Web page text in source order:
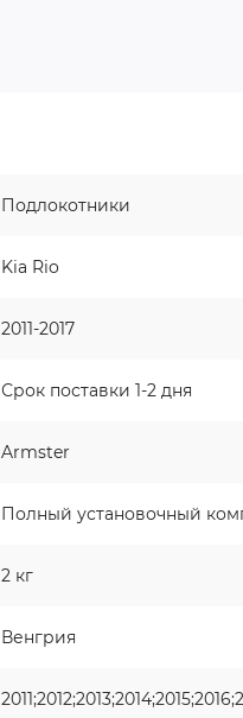
Подлокотники
Kia Rio
2011-2017
Срок поставки 1-2 дня
Armster
Полный установочный
2 кг
Венгрия